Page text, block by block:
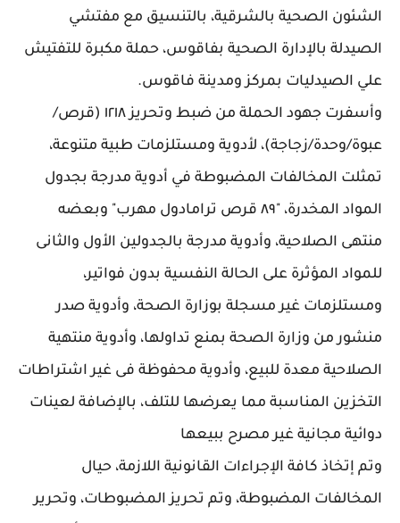
الشئون الصحية بالشرقية، بالتنسيق مع مفتشي
الصيدلة بالإدارة الصحية بفاقوس، حملة مكبرة للتفتيش
علي الصيدليات بمركز ومدينة فاقوس.
وأسفرت جهود الحملة من ضبط وتحريز ١٢١٨ (قرص/
عبوة/وحدة/زجاجة)، لأدوية ومستلزمات طبية متنوعة،
تمثلت المخالفات المضبوطة في أدوية مدرجة بجدول
المواد المخدرة، "٨٩ قرص ترامادول مهرب" وبعضه
منتهى الصلاحية، وأدوية مدرجة بالجدولين الأول والثانى
للمواد المؤثرة على الحالة النفسية بدون فواتير،
ومستلزمات غير مسجلة بوزارة الصحة، وأدوية صدر
منشور من وزارة الصحة بمنع تداولها، وأدوية منتهية
الصلاحية معدة للبيع، وأدوية محفوظة فى غير اشتراطات
التخزين المناسبة مما يعرضها للتلف، بالإضافة لعينات
دوائية مجانية غير مصرح ببيعها
وتم إتخاذ كافة الإجراءات القانونية اللازمة، حيال
المخالفات المضبوطة، وتم تحريز المضبوطات، وتحرير